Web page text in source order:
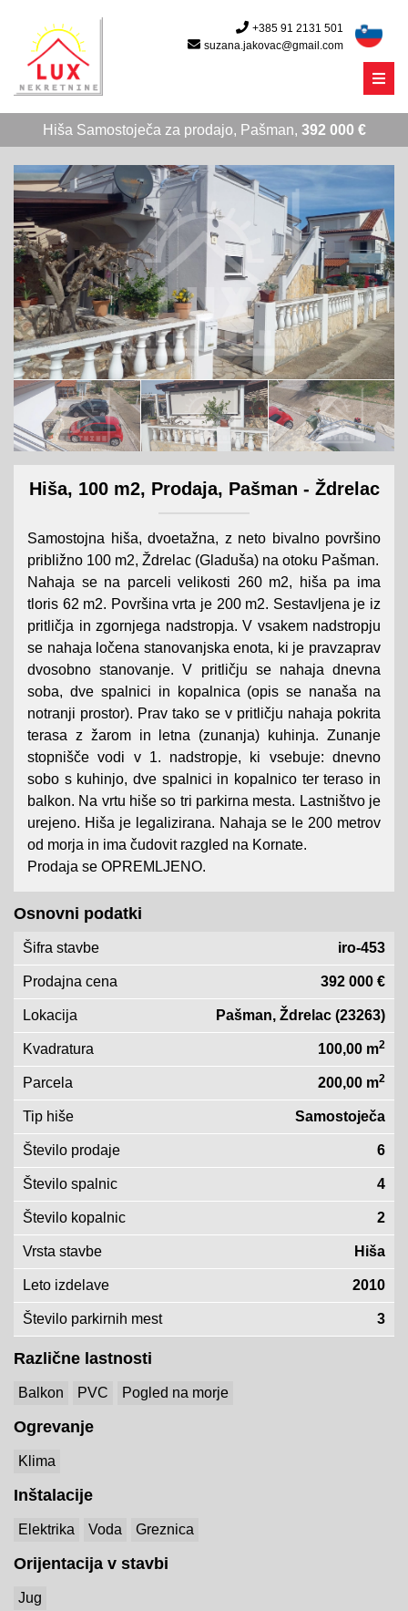
+385 91 2131 501
suzana.jakovac@gmail.com
Menu
Hiša Samostoječa za prodajo, Pašman, 392 000 €
Hiša, 100 m2, Prodaja, Pašman - Ždrelac
Samostojna hiša, dvoetažna, z neto bivalno površino
približno 100 m2, Ždrelac (Gladuša) na otoku Pašman.
Nahaja se na parceli velikosti 260 m2, hiša pa ima
tloris 62 m2. Površina vrta je 200 m2. Sestavljena je iz
pritličja in zgornjega nadstropja. V vsakem nadstropju
se nahaja ločena stanovanjska enota, ki je pravzaprav
dvosobno stanovanje. V pritličju se nahaja dnevna
soba, dve spalnici in kopalnica (opis se nanaša na
notranji prostor). Prav tako se v pritličju nahaja pokrita
terasa z žarom in letna (zunanja) kuhinja. Zunanje
stopnišče vodi v 1. nadstropje, ki vsebuje: dnevno
sobo s kuhinjo, dve spalnici in kopalnico ter teraso in
balkon. Na vrtu hiše so tri parkirna mesta. Lastništvo je
urejeno. Hiša je legalizirana. Nahaja se le 200 metrov
od morja in ima čudovit razgled na Kornate.
Prodaja se OPREMLJENO.
Osnovni podatki
Šifra stavbe iro-453
Prodajna cena 392 000 €
Lokacija Pašman, Ždrelac (23263)
Kvadratura 100,00 m2
Parcela 200,00 m2
Tip hiše Samostoječa
Število prodaje 6
Število spalnic 4
Število kopalnic 2
Vrsta stavbe Hiša
Leto izdelave 2010
Število parkirnih mest 3
Različne lastnosti
Balkon PVC Pogled na morje
Ogrevanje
Klima
Inštalacije
Elektrika Voda Greznica
Orijentacija v stavbi
Jug